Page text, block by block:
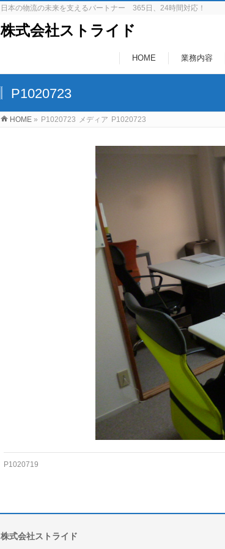
日本の物流の未来を支えるパートナー 365日、24時間対応！
株式会社ストライド
HOME 業務内容
P1020723
HOME » P1020723 メディア P1020723
P1020719
株式会社ストライド